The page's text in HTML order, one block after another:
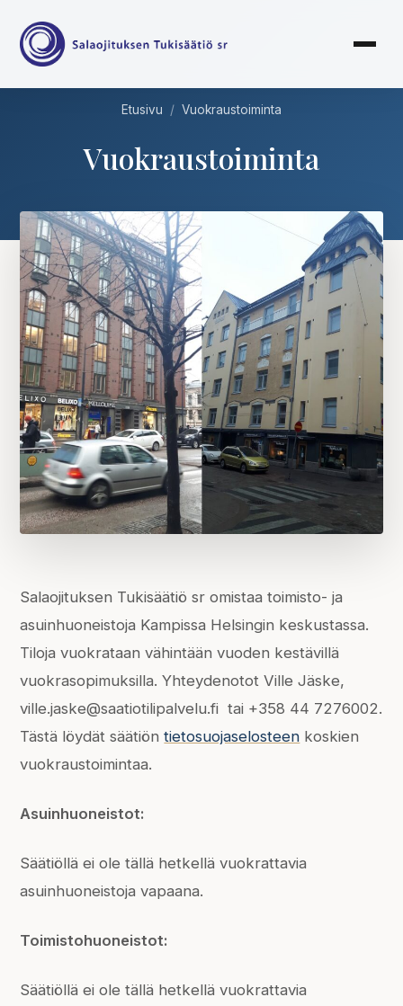
Etusivu / Vuokraustoiminta
Vuokraustoiminta
Salaojituksen Tukisäätiö sr omistaa toimisto- ja
asuinhuoneistoja Kampissa Helsingin keskustassa.
Tiloja vuokrataan vähintään vuoden kestävillä
vuokrasopimuksilla. Yhteydenotot Ville Jäske,
ville.jaske@saatiotilipalvelu.fi tai +358 44 7276002.
Tästä löydät säätiöntietosuojaselosteen koskien
vuokraustoimintaa.
Asuinhuoneistot:
Säätiöllä ei ole tällä hetkellä vuokrattavia
asuinhuoneistoja vapaana.
Toimistohuoneistot:
Säätiöllä ei ole tällä hetkellä vuokrattavia